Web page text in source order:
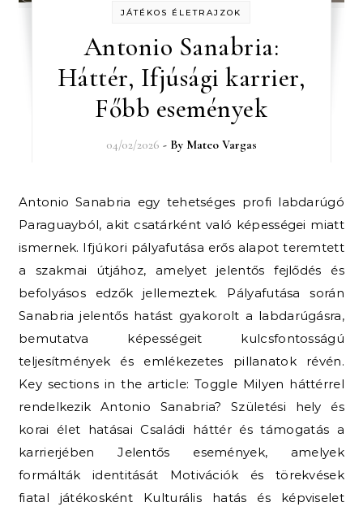
JÁTÉKOS ÉLETRAJZOK
Antonio Sanabria:
Háttér, Ifjúsági karrier,
Főbb események
04/02/2026 - By Mateo Vargas
Antonio Sanabria egy tehetséges profi labdarúgó
Paraguayból, akit csatárként való képességei miatt
ismernek. Ifjúkori pályafutása erős alapot teremtett
a szakmai útjához, amelyet jelentős fejlődés és
befolyásos edzők jellemeztek. Pályafutása során
Sanabria jelentős hatást gyakorolt a labdarúgásra,
bemutatva képességeit kulcsfontosságú
teljesítmények és emlékezetes pillanatok révén.
Key sections in the article: Toggle Milyen háttérrel
rendelkezik Antonio Sanabria? Születési hely és
korai élet hatásai Családi háttér és támogatás a
karrierjében Jelentős események, amelyek
formálták identitását Motivációk és törekvések
fiatal játékosként Kulturális hatás és képviselet